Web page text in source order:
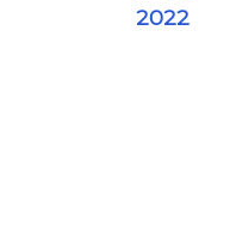
2022